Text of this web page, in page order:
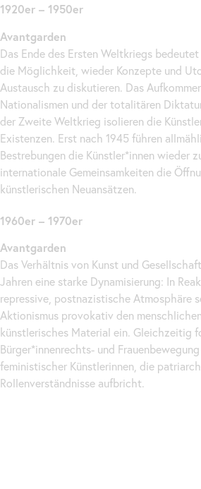
1920er – 1950er
Avantgarden
Das Ende des Ersten Weltkriegs
die Möglichkeit, wieder Konzepte und
Austausch zu diskutieren. Das
Nationalismen und der totalitären
der Zweite Weltkrieg isolieren die
Existenzen. Erst nach 1945 führen
Bestrebungen die Künstler*innen wieder
internationale Gemeinsamkeiten die
künstlerischen Neuansätzen.
1960er – 1970er
Avantgarden
Das Verhältnis von Kunst und
Jahren eine starke Dynamisierung: In
repressive, postnazistische Atmosphäre
Aktionismus provokativ den
künstlerisches Material ein. Gleichzeitig
Bürger*innenrechts- und
feministischer Künstlerinnen, die
Rollenverständnisse aufbricht.